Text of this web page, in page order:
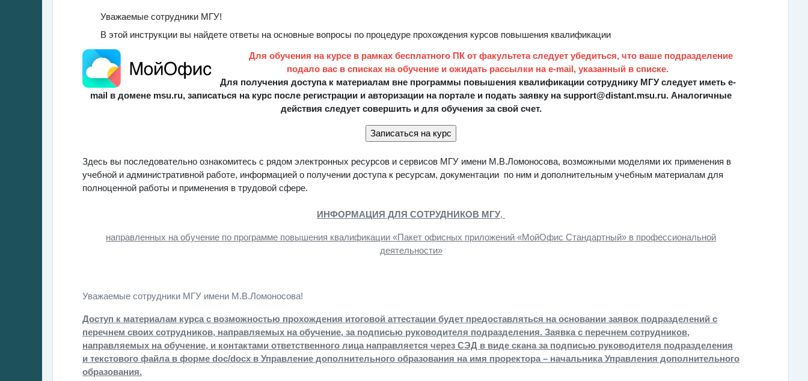
Уважаемые сотрудники МГУ!
В этой инструкции вы найдете ответы на основные вопросы по процедуре прохождения курсов повышения квалификации
Для обучения на курсе в рамках бесплатного ПК от факультета следует убедиться, что ваше подразделение
подало вас в списках на обучение и ожидать рассылки на e-mail, указанный в списке.
Для получения доступа к материалам вне программы повышения квалификации сотруднику МГУ следует иметь e-
mail в домене msu.ru, записаться на курс после регистрации и авторизации на портале и подать заявку на support@distant.msu.ru. Аналогичные
действия следует совершить идля обучения за свой счет.
Здесь вы последовательно ознакомитесь с рядом электронных ресурсов и сервисов МГУ имени М.В.Ломоносова, возможными моделями их применения в
учебной и административной работе, информацией о получении доступа к ресурсам, документации по ним и дополнительным учебным материалам для
полноценной работы и применения в трудовой сфере.
ИНФОРМАЦИЯ ДЛЯ СОТРУДНИКОВ МГУ,
направленных на обучение по программе повышения квалификации «Пакет офисных приложений «МойОфис Стандартный» в профессиональной
деятельности»
Уважаемые сотрудники МГУ имени М.В.Ломоносова!
Доступ к материалам курса с возможностью прохождения итоговой аттестации будет предоставляться на основании заявок подразделений с
перечнем своих сотрудников, направляемых на обучение, за подписью руководителя подразделения. Заявка с перечнем сотрудников,
направляемых на обучение, и контактами ответственного лица направляется через СЭД в виде скана за подписью руководителя подразделения
и текстового файла в форме doc/docx в Управление дополнительного образования на имя проректора – начальника Управления дополнительного
образования.